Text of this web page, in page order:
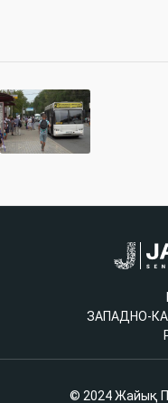
ЗАПАДНО-
© 2024 Жайық